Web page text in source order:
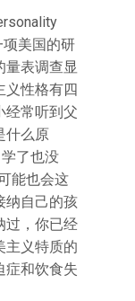
美国的研
量表调查显
义性格有四
经常听到父
什么原
了也没
能也会这
纳自己的孩
过，你已经
主义特质的
症和饮食失